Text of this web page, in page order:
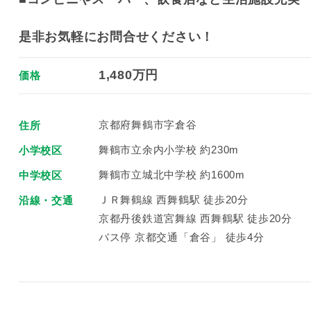
是非お気軽にお問合せください！
価格 1,480万円
住所 京都府舞鶴市字倉谷
小学校区 舞鶴市立余内小学校 約230m
中学校区 舞鶴市立城北中学校 約1600m
沿線・交通
ＪＲ舞鶴線 西舞鶴駅 徒歩20分
京都丹後鉄道宮舞線 西舞鶴駅 徒歩20分
バス停 京都交通「倉谷」 徒歩4分